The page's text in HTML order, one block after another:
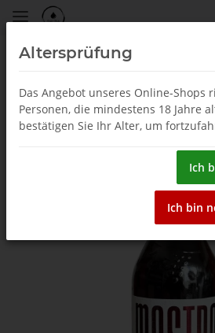
Altersprüfung
Das Angebot unseres Online-Shops
Personen, die mindestens 18 Jahre
bestätigen Sie Ihr Alter, um
Ich
Ich bin